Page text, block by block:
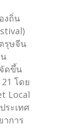
งถิ่น
รุษจีน
ดขึ้น
โดย
Local
ระเทศ
าการ